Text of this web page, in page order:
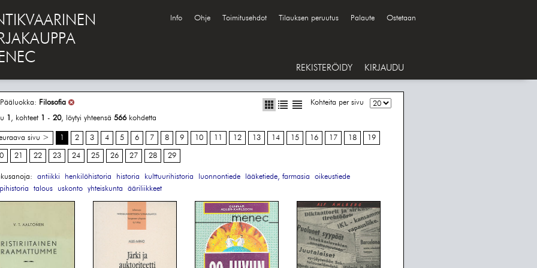
Info Ohje Toimitusehdot Tilauksen peruutus Palaute Ostetaan
REKISTERÖIDY KIRJAUDU
Kohteita per sivu
Filosofia
1 , kohteet 1 - 20, löytyi yhteensä 566kohdetta
sivu > 1 2 3 4 5 6 7 8 9 10 11 12 13 14 15 16 17 18 19
21 22 23 24 25 26 27 28 29
antiikki henkilöhistoria historia kulttuurihistoria luonnontiede lääketiede, farmasia
oikeustiede
talous uskonto yhteiskunta ääriliikkeet